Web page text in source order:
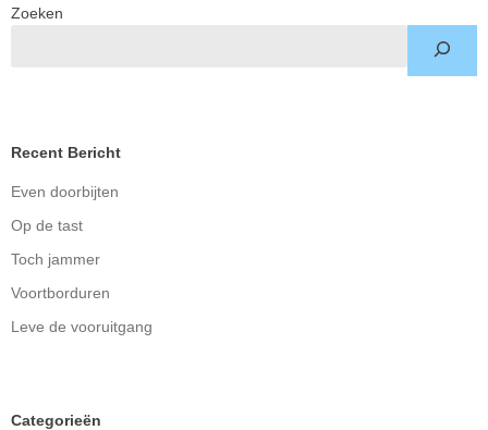
Zoeken
Recent Bericht
Even doorbijten
Op de tast
Toch jammer
Voortborduren
Leve de vooruitgang
Categorieën